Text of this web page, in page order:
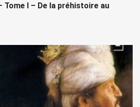
Tome I – De la préhistoire au